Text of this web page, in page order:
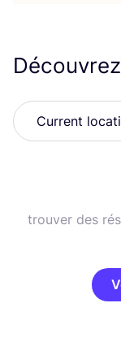
trouver des